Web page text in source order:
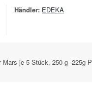
Händler: EDEKA
Mars je 5 Stück, 250-g -225g